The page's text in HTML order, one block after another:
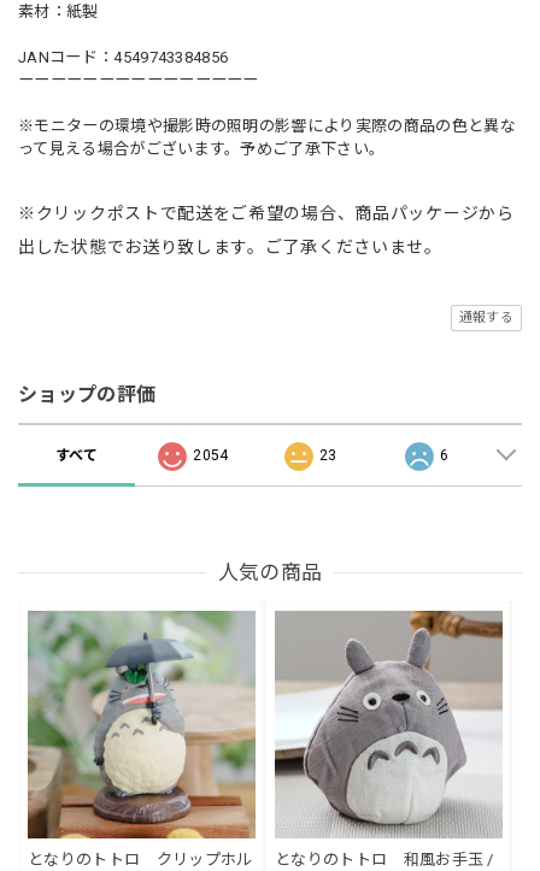
素材：紙製
JANコード：4549743384856
ーーーーーーーーーーーーーーー
※モニターの環境や撮影時の照明の影響により実際の商品の色と異な
って見える場合がございます。予めご了承下さい。
※クリックポストで配送をご希望の場合、商品パッケージから
出した状態でお送り致します。ご了承くださいませ。
通報する
ショップの評価
すべて 2054 23 6
人気の商品
となりのトトロ クリップホル
となりのトトロ 和風お手玉 /